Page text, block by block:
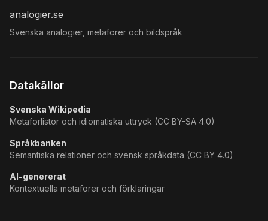
analogier.se
Svenska analogier, metaforer och bildspråk
Datakällor
Svenska Wikipedia
Metaforlistor och idiomatiska uttryck (CC BY-SA 4.0)
Språkbanken
Semantiska relationer och svensk språkdata (CC BY 4.0)
AI-genererat
Kontextuella metaforer och förklaringar